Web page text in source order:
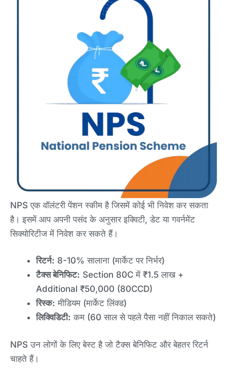
NPS एक वॉलंटरी पेंशन स्कीम है जिसमें कोई भी निवेश कर सकता
है। इसमें आप अपनी पसंद के अनुसार इक्विटी, डेट या गवर्नमेंट
सिक्योरिटीज में निवेश कर सकते हैं।
रिटर्न: 8-10% सालाना (मार्केट पर निर्भर)
टैक्स बेनिफिट: Section 80C में ₹1.5 लाख +
Additional ₹50,000 (80CCD)
रिस्क: मीडियम (मार्केट लिंक्ड)
लिक्विडिटी: कम (60 साल से पहले पैसा नहीं निकाल सकते)
NPS उन लोगों के लिए बेस्ट है जो टैक्स बेनिफिट और बेहतर रिटर्न
चाहते हैं।